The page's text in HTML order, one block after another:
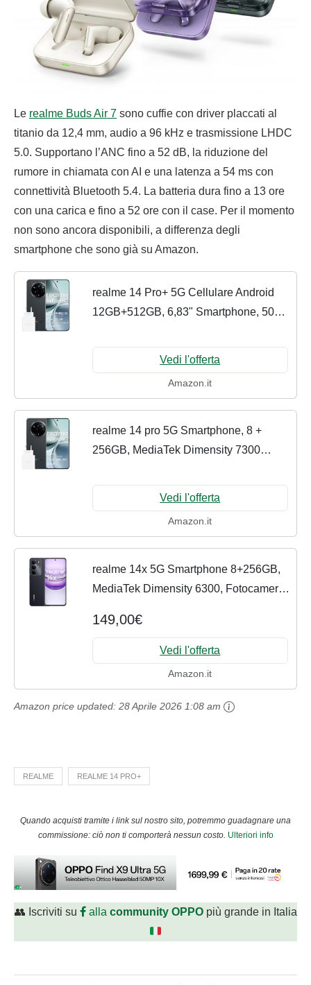
Le realme Buds Air 7 sono cuffie con driver placcati al
titanio da 12,4 mm, audio a 96 kHz e trasmissione LHDC
5.0. Supportano l’ANC fino a 52 dB, la riduzione del
rumore in chiamata con AI e una latenza a 54 ms con
connettività Bluetooth 5.4. La batteria dura fino a 13 ore
con una carica e fino a 52 ore con il case. Per il momento
non sono ancora disponibili, a differenza degli
smartphone che sono già su Amazon.
realme 14 Pro+ 5G Cellulare Android
12GB+512GB, 6,83" Smartphone, 50MP
Snapdragon 7s Gen 3 5G, OLED
Schermo 4 curvo da 120Hz,...
Vedi l'offerta
Amazon.it
realme 14 pro 5G Smartphone, 8 +
256GB, MediaTek Dimensity 7300
Display 3D curvo Vision da 6,77" a
120Hz, Batteria da 6000...
Vedi l'offerta
Amazon.it
realme 14x 5G Smartphone 8+256GB,
MediaTek Dimensity 6300, Fotocamera
Batteria massiva da 5000mAh, Cellulari
149,00€
Vedi l'offerta
Amazon.it
Amazon price updated: 28 Aprile 2026 1:08 am
REALME REALME 14 PRO+
Quando acquisti tramite i link sul nostro sito, potremmo guadagnare una
commissione: ciò non ti comporterà nessun costo. Ulteriori info
👥 Iscriviti su alla community OPPOpiù grande in Italia